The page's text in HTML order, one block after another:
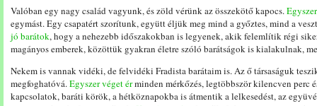
Valóban egy nagy család vagyunk, és zöld vérünk az összekötő kapocs.
egymást. Egy csapatért szorítunk, együtt éljük meg mind a győztes, mind a
jó barátok, hogy a nehezebb időszakokban is legyenek, akik felemlítik régi
magányos emberek, közöttük gyakran életre szóló barátságok is kialakulnak,
Nekem is vannak vidéki, de felvidéki Fradista barátaim is. Az ő társaságuk
megfoghatóvá.Egyszer véget érminden mérkőzés, legtöbbször kilencven perc
kapcsolatok, baráti körök, a hétköznapokba is átmentik a lelkesedést, az